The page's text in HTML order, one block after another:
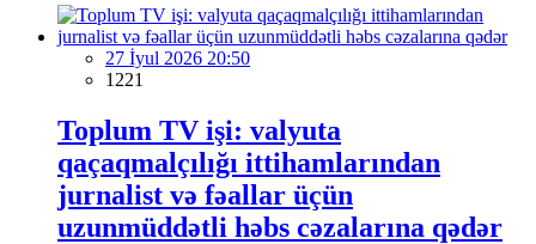
27 İyul 2026 20:50
1221
Toplum TV işi: valyuta
qaçaqmalçılığı ittihamlarından
jurnalist və fəallar üçün
uzunmüddətli həbs cəzalarına qədər